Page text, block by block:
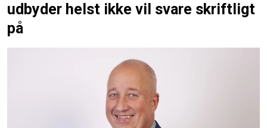
udbyder helst ikke vil svare skriftligt
på